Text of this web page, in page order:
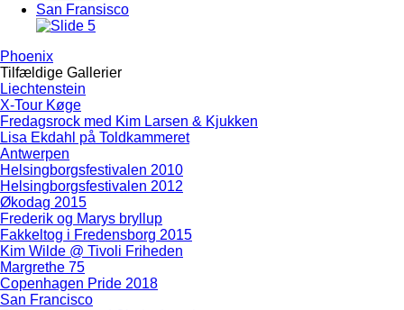
San Fransisco
Phoenix
Tilfældige Gallerier
Liechtenstein
X-Tour Køge
Fredagsrock med Kim Larsen & Kjukken
Lisa Ekdahl på Toldkammeret
Antwerpen
Helsingborgsfestivalen 2010
Helsingborgsfestivalen 2012
Økodag 2015
Frederik og Marys bryllup
Fakkeltog i Fredensborg 2015
Kim Wilde @ Tivoli Friheden
Margrethe 75
Copenhagen Pride 2018
San Francisco